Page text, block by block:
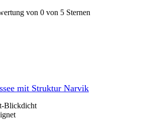
von 0 von 5 Sternen
mit Struktur Narvik
Blickdicht